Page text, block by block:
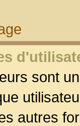
sont
autres